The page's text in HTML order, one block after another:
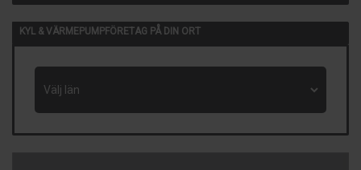
KYL & VÄRMEPUMPFÖRETAG PÅ DIN ORT